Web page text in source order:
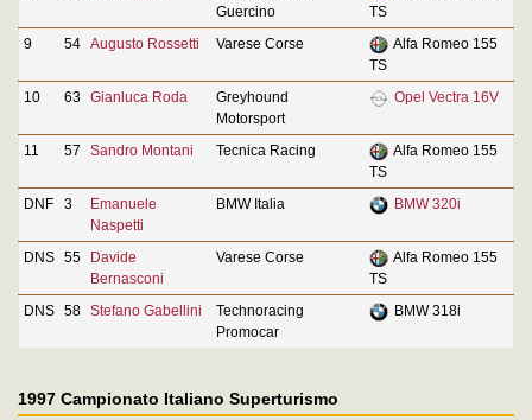
Guercino
TS
9
54 Augusto Rossetti Varese Corse
Alfa Romeo 155
TS
10
63 Gianluca Roda
Greyhound
Motorsport
Opel Vectra 16V
11 57 Sandro Montani Tecnica Racing
Alfa Romeo 155
TS
DNF
3
Emanuele
Naspetti
BMW Italia BMW 320i
DNS 55
Davide
Bernasconi
Varese Corse
Alfa Romeo 155
TS
DNS 58 Stefano Gabellini
Technoracing
Promocar
BMW 318i
1997 Campionato Italiano Superturismo